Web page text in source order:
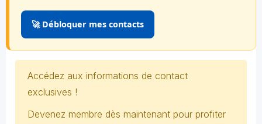
🚀 Débloquer mes contacts
Accédez aux informations de contact
exclusives !
Devenez membre dès maintenant pour profiter